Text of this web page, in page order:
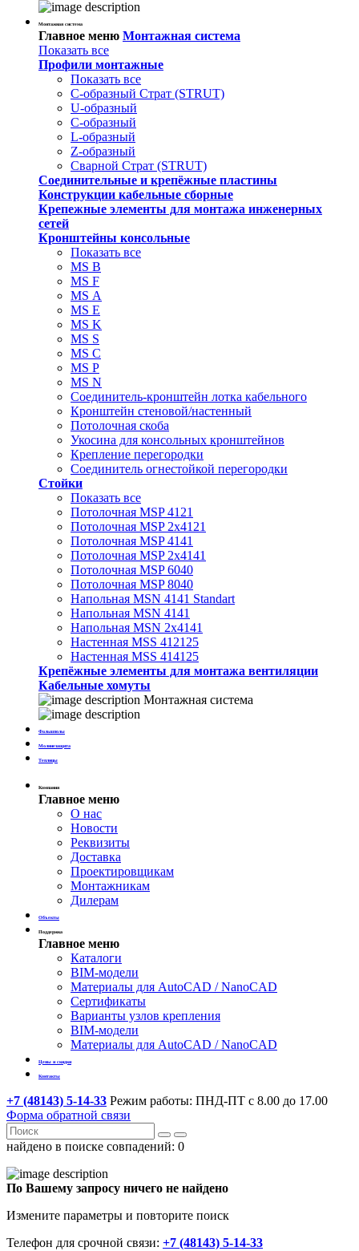
Монтажная система
Главное меню Монтажная система
Показать все
Профили монтажные
Показать все
С-образный Страт (STRUT)
U-образный
С-образный
L-образный
Z-образный
Сварной Страт (STRUT)
Соединительные и крепёжные пластины
Конструкции кабельные сборные
Крепежные элементы для монтажа инженерных
сетей
Кронштейны консольные
Показать все
MS В
MS F
MS А
MS Е
MS K
MS S
MS C
MS P
MS N
Соединитель-кронштейн лотка кабельного
Кронштейн стеновой/настенный
Потолочная скоба
Укосина для консольных кронштейнов
Крепление перегородки
Соединитель огнестойкой перегородки
Стойки
Показать все
Потолочная MSP 4121
Потолочная MSP 2х4121
Потолочная MSP 4141
Потолочная MSP 2х4141
Потолочная MSP 6040
Потолочная MSP 8040
Напольная MSN 4141 Standart
Напольная MSN 4141
Напольная MSN 2х4141
Настенная MSS 412125
Настенная MSS 414125
Крепёжные элементы для монтажа вентиляции
Кабельные хомуты
Монтажная система
Фальшполы
Молниезащита
Теплицы
Компания
Главное меню
О нас
Новости
Реквизиты
Доставка
Проектировщикам
Монтажникам
Дилерам
Объекты
Поддержка
Главное меню
Каталоги
BIM-модели
Материалы для AutoCAD / NanoCAD
Сертификаты
Варианты узлов крепления
BIM-модели
Материалы для AutoCAD / NanoCAD
Цены и скидки
Контакты
+7 (48143) 5-14-33 Режим работы: ПНД-ПТ с 8.00 до 17.00
Форма обратной связи
найдено в поиске совпадений: 0
По Вашему запросу ничего не найдено
Измените параметры и повторите поиск
Телефон для срочной связи: +7 (48143) 5-14-33